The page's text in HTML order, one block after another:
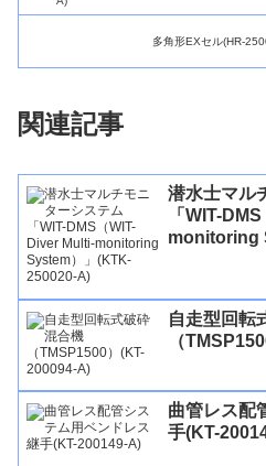
多角形EXセル(HR-
関連記事
潜水士マル
「WIT-
monitoring
自走型回転
（
曲管レス配
手(KT-